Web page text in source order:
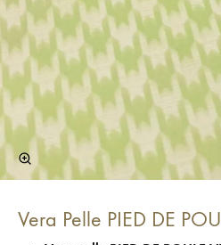
Vera Pelle PIED DE